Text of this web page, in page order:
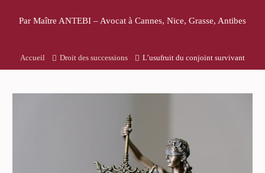
Par Maître ANTEBI – Avocat à Cannes, Nice, Grasse, Antibes
Accueil Droit des successions L’usufruit du conjoint survivant